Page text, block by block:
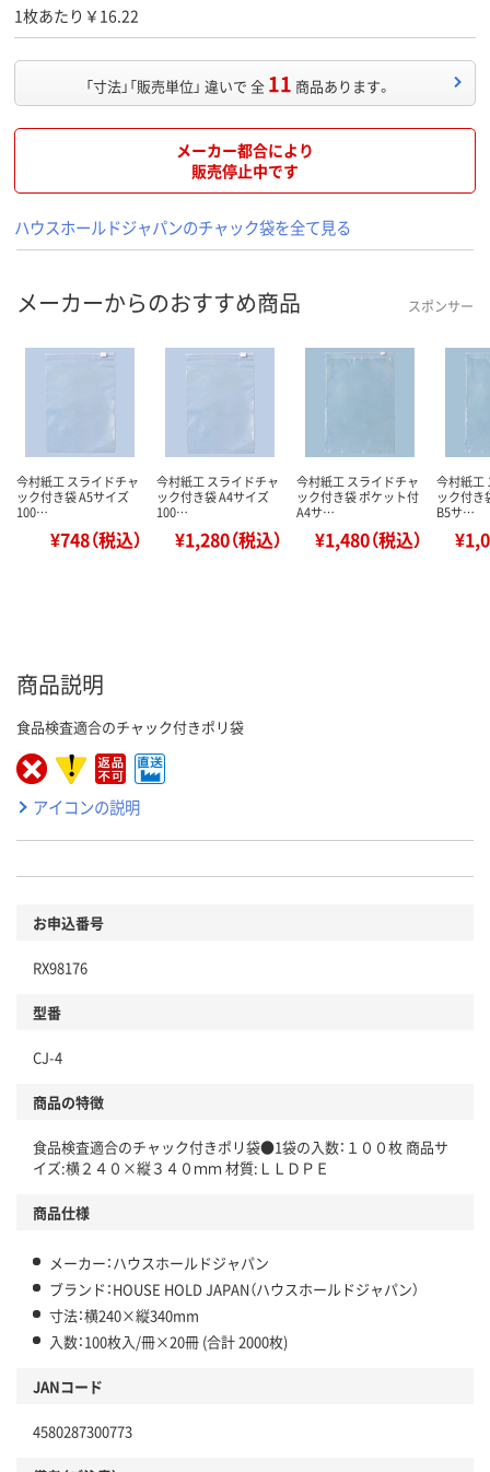
1枚あたり￥16.22
「寸法」「販売単位」 違いで 全 11 商品あります。
メーカー都合により
販売停止中です
ハウスホールドジャパンのチャック袋を全て見る
メーカーからのおすすめ商品 スポンサー
今村紙工 スライドチャ
ック付き袋 A5サイズ
100…
¥748（税込）
今村紙工 スライドチャ
ック付き袋 A4サイズ
100…
¥1,280（税込）
今村紙工 スライドチャ
ック付き袋 ポケット付
A4サ…
¥1,480（税込）
今村紙工
ック付き
B5サ…
商品説明
食品検査適合のチャック付きポリ袋
アイコンの説明
お申込番号
RX98176
型番
CJ-4
商品の特徴
食品検査適合のチャック付きポリ袋●1袋の入数：１００枚 商品サ
イズ:横２４０×縦３４０ｍｍ 材質:ＬＬＤＰＥ
商品仕様
メーカー：ハウスホールドジャパン
ブランド：HOUSE HOLD JAPAN（ハウスホールドジャパン）
寸法：横240×縦340mm
入数：100枚入/冊×20冊 (合計 2000枚)
JANコード
4580287300773